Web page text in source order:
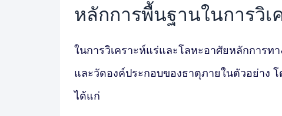
หลักการพื้นฐานในการวิเ
ในการวิเคราะห์แร่และโลหะอาศัยหลักการทา
และวัดองค์ประกอบของธาตุภายในตัวอย่าง
ได้แก่